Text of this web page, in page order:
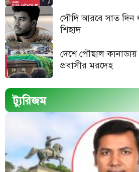
সৌদি আরবে সাত
শিহাদ
দেশে পৌছাল
প্রবাসীর মরদেহ
ট্যুরিজম